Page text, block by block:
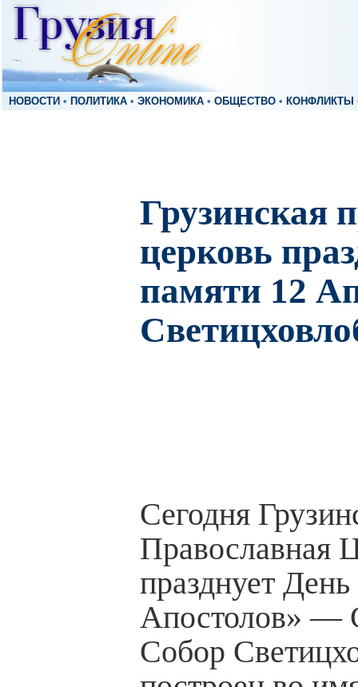
НОВОСТИ • ПОЛИТИКА • ЭКОНОМИКА • ОБЩЕСТВО • КОНФЛИКТЫ
Грузинская
церковь
памяти 12
Сегодня
Православная
празднует
Апостолов» —
Собор